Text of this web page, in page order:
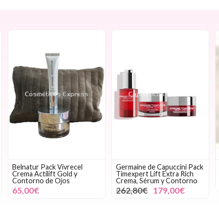
Belnatur Pack Vivrecel
Crema Actilift Gold y
Contorno de Ojos
65,00€
Germaine de Capuccini Pack
Timexpert Lift Extra Rich
Crema, Sérum y Contorno
262,80€ 179,00€